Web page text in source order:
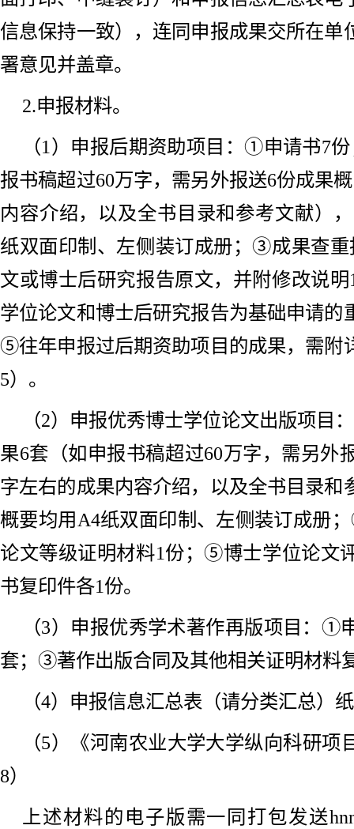
信息保持一致），连同申报成果交所在单
署意见并盖章。
2.申报材料。
（1）申报后期资助项目：①申请书7
报书稿超过60万字，需另外报送6份成果
内容介绍，以及全书目录和参考文献）
纸双面印制、左侧装订成册；③成果查
文或博士后研究报告原文，并附修改说
学位论文和博士后研究报告为基础申请的
⑤往年申报过后期资助项目的成果，需附
5）。
（2）申报优秀博士学位论文出版项
果6套（如申报书稿超过60万字，需另外
字左右的成果内容介绍，以及全书目录和
概要均用A4纸双面印制、左侧装订成册
论文等级证明材料1份；⑤博士学位论文
书复印件各1份。
（3）申报优秀学术著作再版项目：
套；③著作出版合同及其他相关证明材料
（4）申报信息汇总表（请分类汇总）
（5）《河南农业大学大学纵向科研
8）
上述材料的电子版需一同打包发送